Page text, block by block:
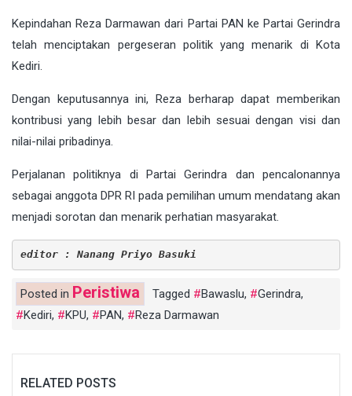
Kepindahan Reza Darmawan dari Partai PAN ke Partai Gerindra
telah menciptakan pergeseran politik yang menarik di Kota
Kediri.
Dengan keputusannya ini, Reza berharap dapat memberikan
kontribusi yang lebih besar dan lebih sesuai dengan visi dan
nilai-nilai pribadinya.
Perjalanan politiknya di Partai Gerindra dan pencalonannya
sebagai anggota DPR RI pada pemilihan umum mendatang akan
menjadi sorotan dan menarik perhatian masyarakat.
editor : Nanang Priyo Basuki
Posted in Peristiwa Tagged Bawaslu, Gerindra,
Kediri, KPU, PAN, Reza Darmawan
RELATED POSTS